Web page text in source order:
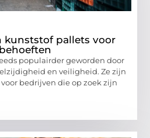
kunststof pallets voor
populairder geworden door
en veiligheid. Ze zijn
bedrijven die op zoek zijn